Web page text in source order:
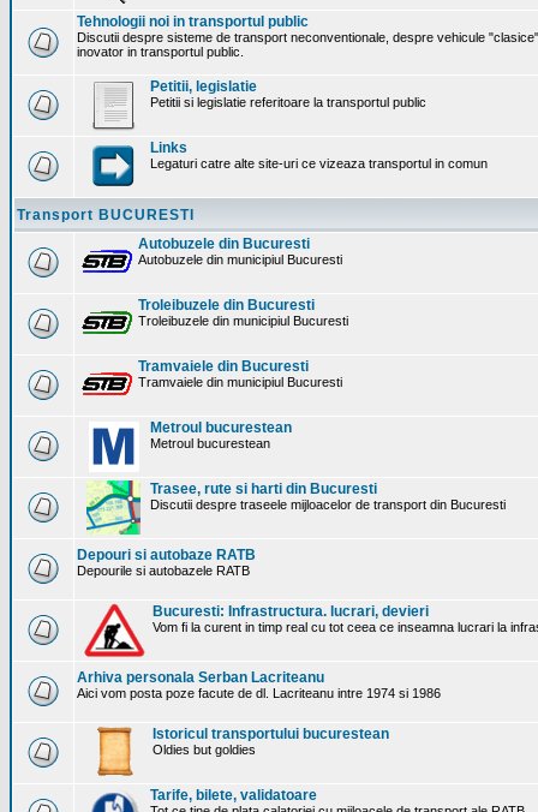
Tehnologii noi in transportul public
Discutii despre sisteme de transport neconventionale, despre vehicule
inovator in transportul public.
Petitii, legislatie
Petitii si legislatie referitoare la transportul public
Links
Legaturi catre alte site-uri ce vizeaza transportul in comun
Transport BUCURESTI
Autobuzele din Bucuresti
Autobuzele din municipiul Bucuresti
Troleibuzele din Bucuresti
Troleibuzele din municipiul Bucuresti
Tramvaiele din Bucuresti
Tramvaiele din municipiul Bucuresti
Metroul bucurestean
Metroul bucurestean
Trasee, rute si harti din Bucuresti
Discutii despre traseele mijloacelor de transport din Bucuresti
Depouri si autobaze RATB
Depourile si autobazele RATB
Bucuresti: Infrastructura. lucrari, devieri
Vom fi la curent in timp real cu tot ceea ce inseamna lucrari la
Arhiva personala Serban Lacriteanu
Aici vom posta poze facute de dl. Lacriteanu intre 1974 si 1986
Istoricul transportului bucurestean
Oldies but goldies
Tarife, bilete, validatoare